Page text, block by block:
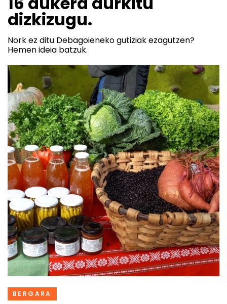
dizkizugu.
Nork ez ditu Debagoieneko gutiziak ezagutzen?
Hemen ideia batzuk.
BERGARA